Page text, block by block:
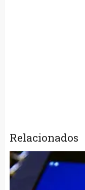
Relacionados